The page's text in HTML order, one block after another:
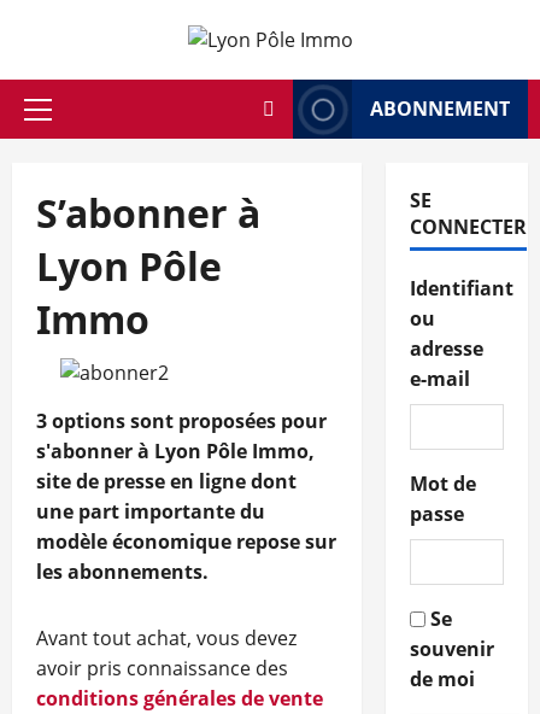
contenu
Menu
ABONNEMENT
S’abonner à
Lyon Pôle
Immo
3 options sont proposées pour
s'abonner à Lyon Pôle Immo,
site de presse en ligne dont
une part importante du
modèle économique repose sur
les abonnements.
Avant tout achat, vous devez
avoir pris connaissance des
conditions générales de vente
SE
CONNECTER
Identifiant
ou
adresse
e-mail
Mot de
passe
Se
souvenir
de moi